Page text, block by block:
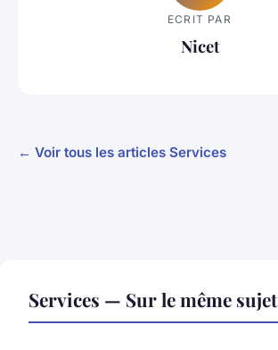
ECRIT PAR
Nicet
← Voir tous les articles Services
Services — Sur le même sujet